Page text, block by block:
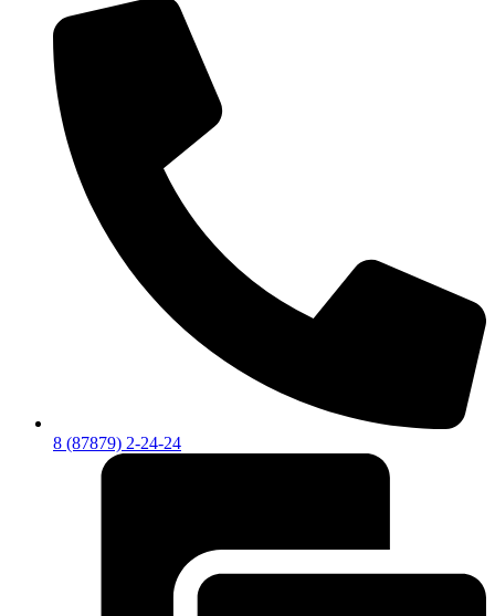
8 (87879) 2-24-24